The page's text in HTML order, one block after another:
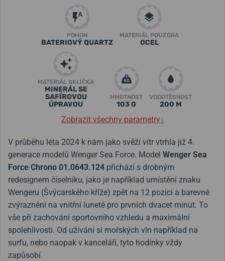
POHON
BATERIOVÝ QUARTZ
MATERIÁL POUZDRA
OCEL
MATERIÁL SKLÍČKA
MINERÁL SE
SAFÍROVOU
ÚPRAVOU
HMOTNOST
103 G
VODOTĚSNOST
200 M
Zobrazit všechny parametry↓
V průběhu léta 2024 k nám jako svěží vítr vtrhla již 4.
generace modelů Wenger Sea Force. Model Wenger Sea
Force Chrono 01.0643.124 přichází s drobným
redesignem číselníku, jako je například umístění znaku
Wengeru (Švýcarského kříže) zpět na 12 pozici a barevné
zvýraznění na vnitřní lunetě pro prvních dvacet minut. To
vše při zachování sportovního vzhledu a maximální
spolehlivosti. Od užívání si mořských vln například na
surfu, nebo naopak v kanceláři, tyto hodinky vždy
zapůsobí.